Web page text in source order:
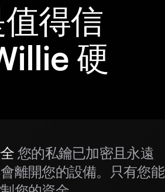
得信
硬
您的私鑰已加密且永遠
離開您的設備。只有您能